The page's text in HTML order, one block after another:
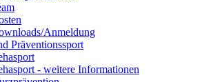
Anmeldung
Präventionssport
- weitere Informationen